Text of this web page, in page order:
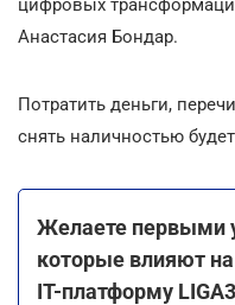
цифровых
Анастасия Бондар.
Потратить деньги,
снять наличностью
Желаете первыми
которые влияют
ІТ-платформу